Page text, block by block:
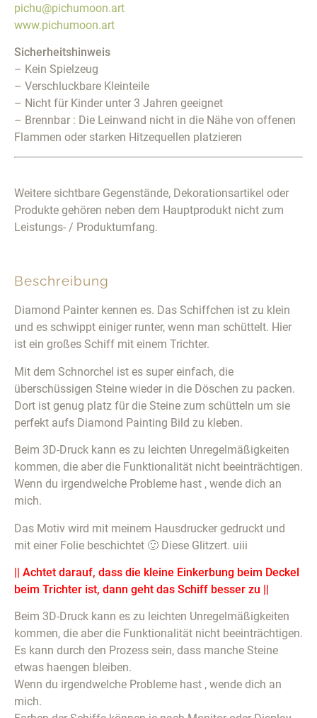
Beschreibung
Diamond Painter kennen es. Das Schiffchen ist zu klein
und es schwippt einiger runter, wenn man schüttelt. Hier
ist ein großes Schiff mit einem Trichter.
Mit dem Schnorchel ist es super einfach, die
überschüssigen Steine wieder in die Döschen zu packen.
Dort ist genug platz für die Steine zum schütteln um sie
perfekt aufs Diamond Painting Bild zu kleben.
Beim 3D-Druck kann es zu leichten Unregelmäßigkeiten
kommen, die aber die Funktionalität nicht beeinträchtigen.
Wenn du irgendwelche Probleme hast , wende dich an
mich.
Das Motiv wird mit meinem Hausdrucker gedruckt und
mit einer Folie beschichtet 🙂 Diese Glitzert. uiii
|| Achtet darauf, dass die kleine Einkerbung beim Deckel
beim Trichter ist, dann geht das Schiff besser zu ||
Beim 3D-Druck kann es zu leichten Unregelmäßigkeiten
kommen, die aber die Funktionalität nicht beeinträchtigen.
Es kann durch den Prozess sein, dass manche Steine
etwas haengen bleiben.
Wenn du irgendwelche Probleme hast , wende dich an
mich.
pichu@pichumoon.art
www.pichumoon.art
Sicherheitshinweis
– Kein Spielzeug
– Verschluckbare Kleinteile
– Nicht für Kinder unter 3 Jahren geeignet
– Brennbar : Die Leinwand nicht in die Nähe von offenen
Flammen oder starken Hitzequellen platzieren
Weitere sichtbare Gegenstände, Dekorationsartikel oder
Produkte gehören neben dem Hauptprodukt nicht zum
Leistungs- / Produktumfang.